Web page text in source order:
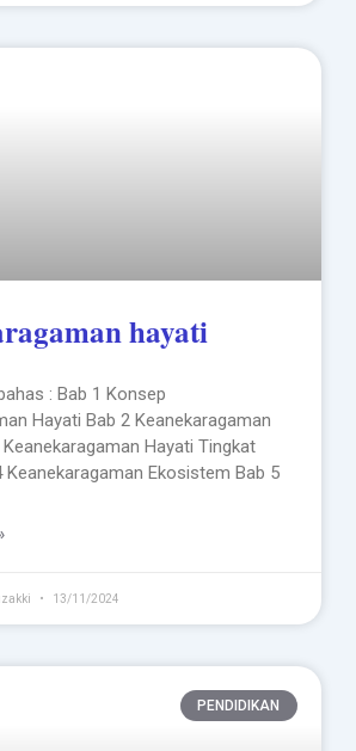
hayati
: Bab 1 Konsep
Hayati Bab 2 Keanekaragaman
Hayati Tingkat
Keanekaragaman Ekosistem Bab 5
13/11/2024
PENDIDIKAN